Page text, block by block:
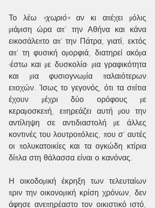
Το λέω «χωριό» αν κι απέχει μόλις
μιάμιση ώρα απ’ την Αθήνα και κάνα
εικοσάλεπτο απ’ την Πάτρα, γιατί, εκτός
απ’ τη φυσική ομορφιά, διατηρεί ακόμα
-έστω και με δυσκολία- μια γραφικότητα
και μια φυσιογνωμία παλαιότερων
εποχών. Ίσως το γεγονός, ότι τα σπίτια
έχουν μέχρι δύο ορόφους με
κεραμοσκεπή, επηρεάζει αυτή μου την
αντίληψη σε αντιδιαστολή με άλλες
κοντινές του λουτροπόλεις, που σ’ αυτές
οι πολυκατοικίες και τα ογκώδη κτίρια
δίπλα στη θάλασσα είναι ο κανόνας.
Η οικοδομική έκρηξη των τελευταίων
πριν την οικονομική κρίση χρόνων, δεν
άφησε ανεπηρέαστο τον οικιστικό ιστό,